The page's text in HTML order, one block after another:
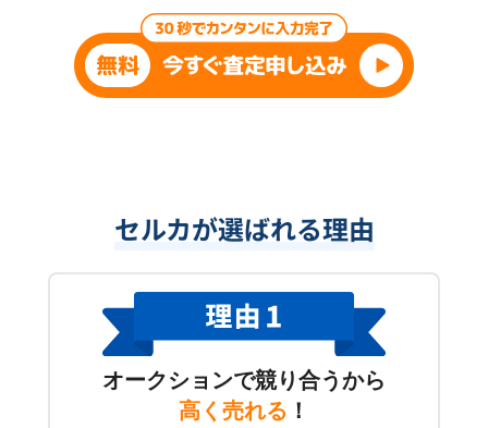
セルカが選ばれる理由
オークションで競り合うから
高く売れる ！